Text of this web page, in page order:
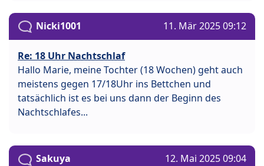
Nicki1001 11. Mär 2025 09:12
Re: 18 Uhr Nachtschlaf
Hallo Marie, meine Tochter (18 Wochen) geht auch
meistens gegen 17/18Uhr ins Bettchen und
tatsächlich ist es bei uns dann der Beginn des
Nachtschlafes...
Sakuya 12. Mai 2025 09:04